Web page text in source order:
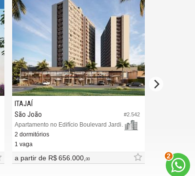
#2.542
ITAJAÍ
São João
Apartamento no Edifício Boulevard Jardins
2 dormitórios
1 vaga
a partir de R$ 656.000,00 a partir de
2